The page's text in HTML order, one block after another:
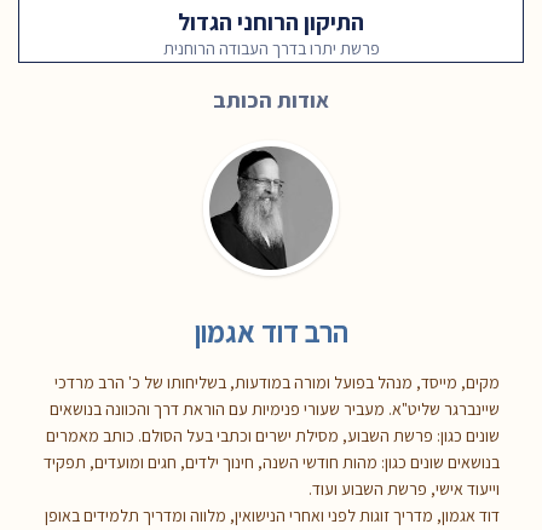
התיקון הרוחני הגדול
פרשת יתרו בדרך העבודה הרוחנית
אודות הכותב
הרב דוד אגמון
מקים, מייסד, מנהל בפועל ומורה במודעות, בשליחותו של כ' הרב מרדכי
שיינברגר שליט"א. מעביר שעורי פנימיות עם הוראת דרך והכוונה בנושאים
שונים כגון: פרשת השבוע, מסילת ישרים וכתבי בעל הסולם. כותב מאמרים
בנושאים שונים כגון: מהות חודשי השנה, חינוך ילדים, חגים ומועדים, תפקיד
וייעוד אישי, פרשת השבוע ועוד.
דוד אגמון, מדריך זוגות לפני ואחרי הנישואין, מלווה ומדריך תלמידים באופן